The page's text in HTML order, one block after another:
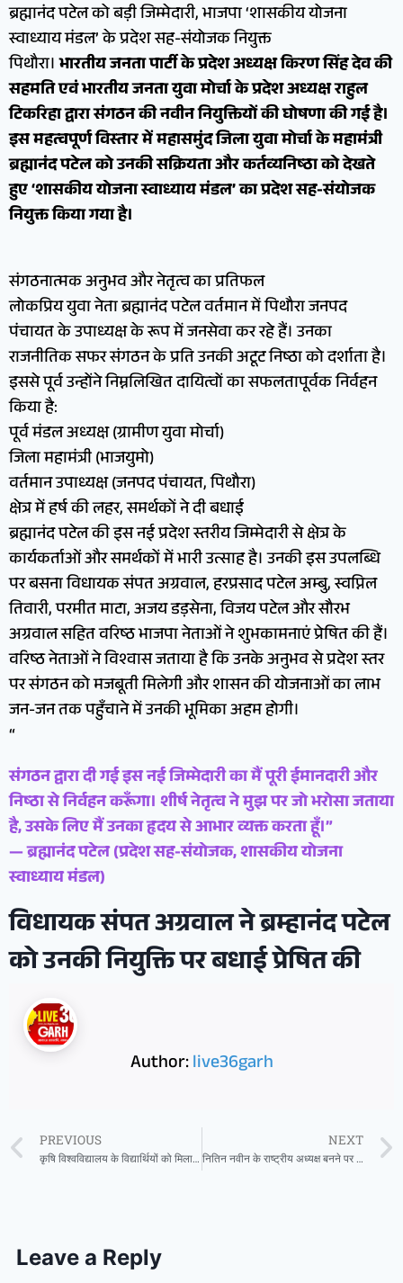
ब्रह्मानंद पटेल को बड़ी जिम्मेदारी, भाजपा ‘शासकीय योजना
स्वाध्याय मंडल’ के प्रदेश सह-संयोजक नियुक्त
पिथौरा।भारतीय जनता पार्टी के प्रदेश अध्यक्ष किरण सिंह देव की
सहमति एवं भारतीय जनता युवा मोर्चा के प्रदेश अध्यक्ष राहुल
टिकरिहा द्वारा संगठन की नवीन नियुक्तियों की घोषणा की गई है।
इस महत्वपूर्ण विस्तार में महासमुंद जिला युवा मोर्चा के महामंत्री
ब्रह्मानंद पटेल को उनकी सक्रियता और कर्तव्यनिष्ठा को देखते
हुए ‘शासकीय योजना स्वाध्याय मंडल’ का प्रदेश सह-संयोजक
नियुक्त किया गया है।
संगठनात्मक अनुभव और नेतृत्व का प्रतिफल
लोकप्रिय युवा नेता ब्रह्मानंद पटेल वर्तमान में पिथौरा जनपद
पंचायत के उपाध्यक्ष के रूप में जनसेवा कर रहे हैं। उनका
राजनीतिक सफर संगठन के प्रति उनकी अटूट निष्ठा को दर्शाता है।
इससे पूर्व उन्होंने निम्नलिखित दायित्वों का सफलतापूर्वक निर्वहन
किया है:
पूर्व मंडल अध्यक्ष (ग्रामीण युवा मोर्चा)
जिला महामंत्री (भाजयुमो)
वर्तमान उपाध्यक्ष (जनपद पंचायत, पिथौरा)
क्षेत्र में हर्ष की लहर, समर्थकों ने दी बधाई
ब्रह्मानंद पटेल की इस नई प्रदेश स्तरीय जिम्मेदारी से क्षेत्र के
कार्यकर्ताओं और समर्थकों में भारी उत्साह है। उनकी इस उपलब्धि
पर बसना विधायक संपत अग्रवाल, हरप्रसाद पटेल अम्बु, स्वप्निल
तिवारी, परमीत माटा, अजय डड़सेना, विजय पटेल और सौरभ
अग्रवाल सहित वरिष्ठ भाजपा नेताओं ने शुभकामनाएं प्रेषित की हैं।
वरिष्ठ नेताओं ने विश्वास जताया है कि उनके अनुभव से प्रदेश स्तर
पर संगठन को मजबूती मिलेगी और शासन की योजनाओं का लाभ
जन-जन तक पहुँचाने में उनकी भूमिका अहम होगी।
“
संगठन द्वारा दी गई इस नई जिम्मेदारी का मैं पूरी ईमानदारी और
निष्ठा से निर्वहन करूँगा। शीर्ष नेतृत्व ने मुझ पर जो भरोसा जताया
है, उसके लिए मैं उनका हृदय से आभार व्यक्त करता हूँ।”
— ब्रह्मानंद पटेल (प्रदेश सह-संयोजक, शासकीय योजना
स्वाध्याय मंडल)
विधायक संपत अग्रवाल ने ब्रम्हानंद पटेल
को उनकी नियुक्ति पर बधाई प्रेषित की
Author:live36garh
PREVIOUS
कृषि विश्वविद्यालय के विद्यार्थियों को मिला सहाकारिता का ज्ञान
NEXT
नितिन नवीन के राष्ट्रीय अध्यक्ष बनने पर किसान मोर्चा में हर्ष की लहर: अजय डाडसेना ने जताई खुशी
Leave a Reply